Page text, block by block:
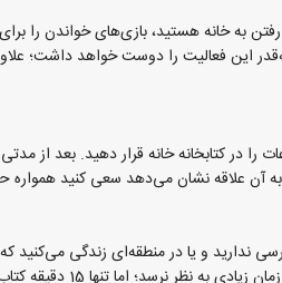
به خانه هستید، بازی‌های خواندن را
این فعالیت را دوست خواهد داشت؛
را در کتابخانه خانه قرار دهید. بعد از
آن علاقه نشان می‌دهد سعی کنید همواره
و یا در منطقه‌ای زندگی می‌کنید که